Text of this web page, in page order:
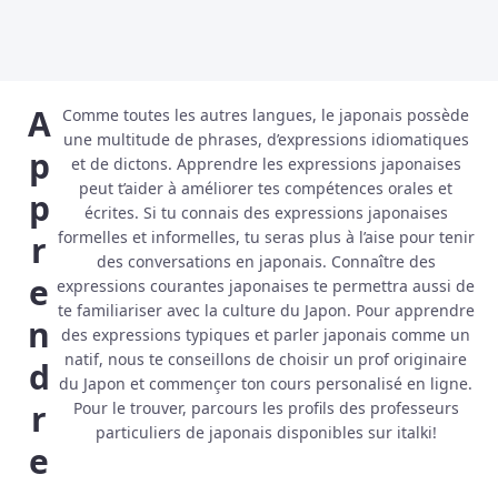
A
p
p
r
e
n
d
r
e
Comme toutes les autres langues, le japonais possède
une multitude de phrases, d’expressions idiomatiques
et de dictons. Apprendre les expressions japonaises
peut t’aider à améliorer tes compétences orales et
écrites. Si tu connais des expressions japonaises
formelles et informelles, tu seras plus à l’aise pour tenir
des conversations en japonais. Connaître des
expressions courantes japonaises te permettra aussi de
te familiariser avec la culture du Japon. Pour apprendre
des expressions typiques et parler japonais comme un
natif, nous te conseillons de choisir un prof originaire
du Japon et commençer ton cours personalisé en ligne.
Pour le trouver, parcours les profils des professeurs
particuliers de japonais disponibles sur italki!